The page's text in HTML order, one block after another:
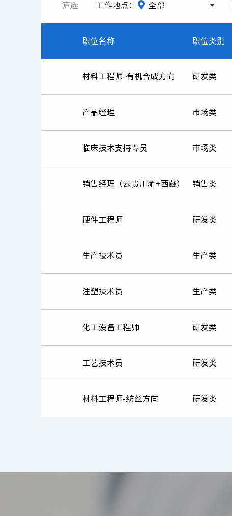
筛选 工作地点：
职位名称 职位类别
材料工程师-有机合成方向 研发类
产品经理 市场类
临床技术支持专员 市场类
销售经理（云贵川渝+西藏） 销售类
硬件工程师 研发类
生产技术员 生产类
注塑技术员 生产类
化工设备工程师 研发类
工艺技术员 研发类
材料工程师-纺丝方向 研发类